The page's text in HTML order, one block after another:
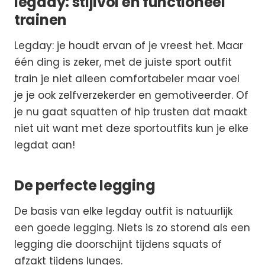
trainen
Legday: je houdt ervan of je vreest het. Maar
één ding is zeker, met de juiste sport outfit
train je niet alleen comfortabeler maar voel
je je ook zelfverzekerder en gemotiveerder. Of
je nu gaat squatten of hip trusten dat maakt
niet uit want met deze sportoutfits kun je elke
legdat aan!
De perfecte legging
De basis van elke legday outfit is natuurlijk
een goede legging. Niets is zo storend als een
legging die doorschijnt tijdens squats of
afzakt tijdens lunges.